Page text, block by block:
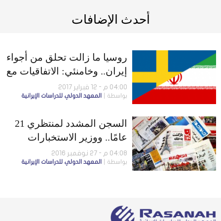
أحدث الإضافات
روسيا ما زالت تحلق من أجواء
إيران.. وخامنئي: الاتفاقيات مع
أوروبا لم تنفذ
04:00 م - 12 فبراير 2017
بواسطة المعهد الدولي للدراسات الإيرانية
السجن المشدد لمنتظري 21
عامًا.. ووزير الاستخبارات
مرشح للرئاسة
04:08 م - 27 نوفمبر 2016
بواسطة المعهد الدولي للدراسات الإيرانية